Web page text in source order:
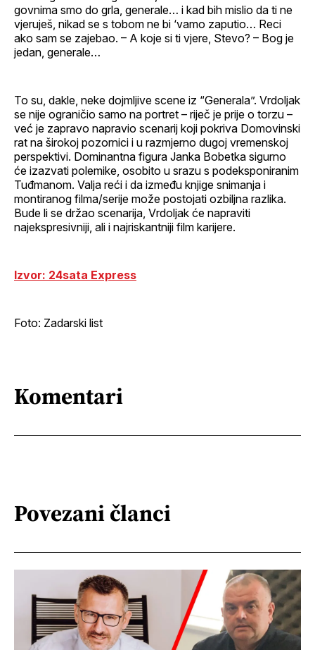
govnima smo do grla, generale… i kad bih mislio da ti ne
vjeruješ, nikad se s tobom ne bi ‘vamo zaputio… Reci
ako sam se zajebao. – A koje si ti vjere, Stevo? – Bog je
jedan, generale…
To su, dakle, neke dojmljive scene iz “Generala”. Vrdoljak
se nije ograničio samo na portret – riječ je prije o torzu –
već je zapravo napravio scenarij koji pokriva Domovinski
rat na širokoj pozornici i u razmjerno dugoj vremenskoj
perspektivi. Dominantna figura Janka Bobetka sigurno
će izazvati polemike, osobito u srazu s podeksponiranim
Tuđmanom. Valja reći i da između knjige snimanja i
montiranog filma/serije može postojati ozbiljna razlika.
Bude li se držao scenarija, Vrdoljak će napraviti
najekspresivniji, ali i najriskantniji film karijere.
Izvor: 24sata Express
Foto: Zadarski list
Komentari
Povezani članci